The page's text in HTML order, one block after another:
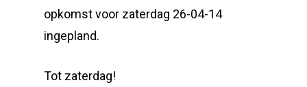
opkomst voor zaterdag 26-04-14
ingepland.
Tot zaterdag!